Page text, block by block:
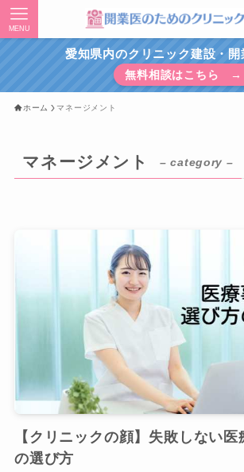
MENU
愛知県内のクリニック建設・開
無料相談はこちら →
ホーム マネージメント
マネージメント – category –
【クリニックの顔】失敗しない
の選び方